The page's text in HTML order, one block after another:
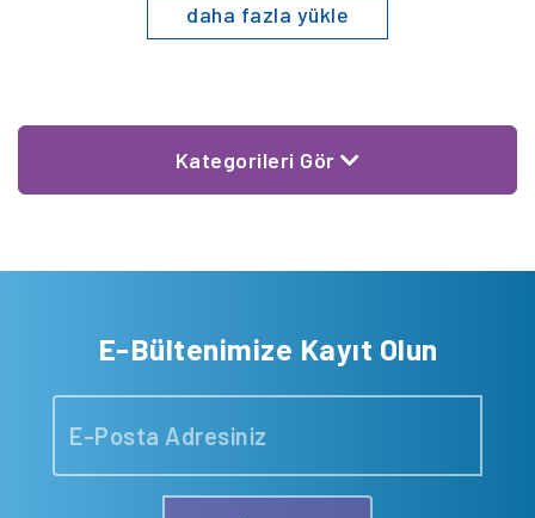
daha fazla yükle
Kategorileri Gör
E-Bültenimize Kayıt Olun